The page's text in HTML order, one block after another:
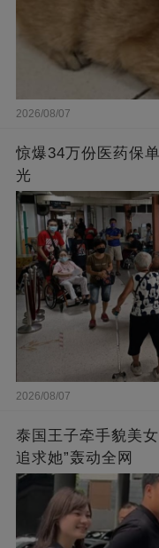
2026/08/07
惊爆34万份医药保
光
2026/08/07
泰国王子牵手貌美
追求她”轰动全网